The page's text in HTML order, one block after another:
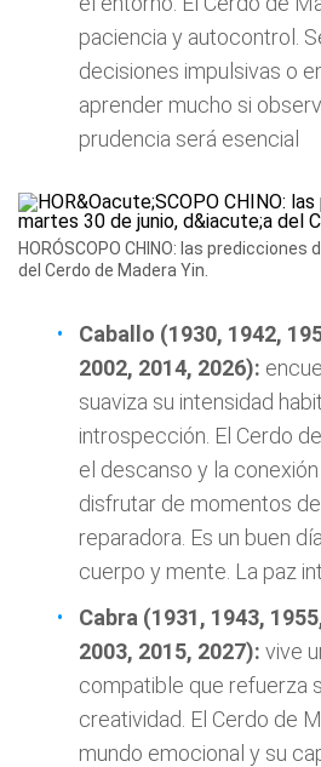
paciencia y autocontrol.
decisiones impulsivas o
aprender mucho si
prudencia será esencial
HORÓSCOPO CHINO: las
del Cerdo de Madera Yin.
Caballo (1930, 1942,
2002, 2014, 2026):
suaviza su intensidad
introspección. El Cerdo
el descanso y la
disfrutar de momentos
reparadora. Es un buen
cuerpo y mente. La paz
Cabra (1931, 1943,
2003, 2015, 2027): vive
compatible que refuerza
creatividad. El Cerdo de
mundo emocional y su